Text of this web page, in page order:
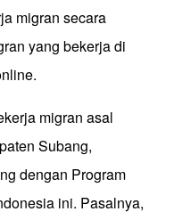
migran secara
yang bekerja di
migran asal
Subang,
dengan Program
ini. Pasalnya,